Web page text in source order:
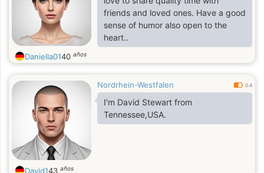
friends and loved ones. Have a good
sense of humor also open to the
heart..
Daniella0140 años
Nordrhein-Westfalen 0.4
I'm David Stewart from
Tennessee,USA.
David143 años